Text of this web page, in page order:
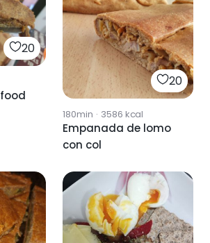
20
20
180min · 3586 kcal
Empanada de lomo
con col